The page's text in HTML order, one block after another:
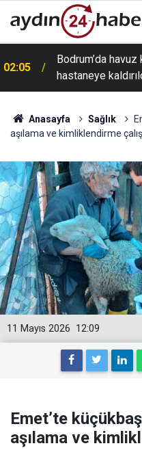
02:05
Bodrum’da havuz
hastaneye
Anasayfa Sağlık
aşılama ve kimliklendirme
12:09
11 Mayıs 2026
Emet’te
aşılama ve